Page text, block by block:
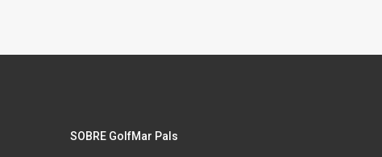
SOBRE GolfMar Pals